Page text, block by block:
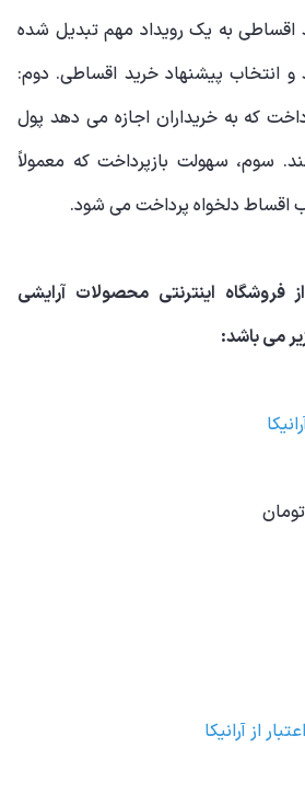
اقساطی به یک رویداد مهم تبدیل شده
انتخاب پیشنهاد خرید اقساطی. دوم:
که به خریداران اجازه می دهد پول
سوم، سهولت بازپرداخت که معمولاً
اقساط دلخواه پرداخت می شود.
فروشگاه اینترنتی محصولات آرایشی
می باشد:
از آرانیکا